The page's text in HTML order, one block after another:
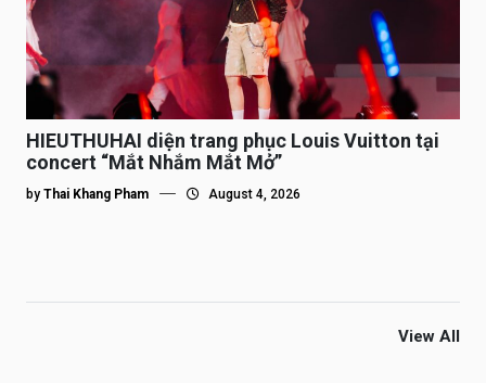
HIEUTHUHAI diện trang phục Louis Vuitton tại
concert “Mắt Nhắm Mắt Mở”
by Thai Khang Pham August 4, 2026
View All